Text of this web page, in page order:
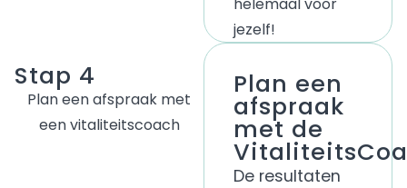
helemaal voor
jezelf!
Stap 4
Plan een afspraak met
een vitaliteitscoach
Plan een
afspraak
met de
De resultaten